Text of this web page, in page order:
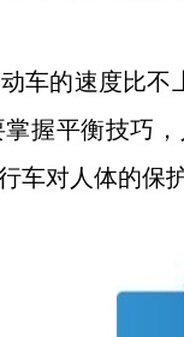
的速度比不
握平衡技巧
车对人体的保